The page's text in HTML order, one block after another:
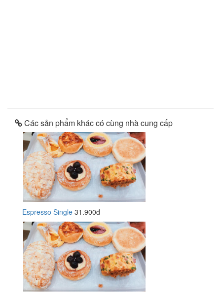
Các sản phẩm khác có cùng nhà cung cấp
Espresso Single 31.900đ